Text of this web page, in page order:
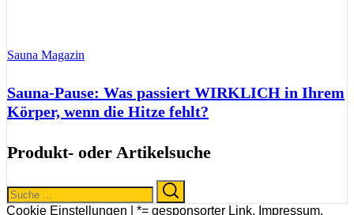
Sauna Magazin
Sauna-Pause: Was passiert WIRKLICH in Ihrem
Körper, wenn die Hitze fehlt?
Produkt- oder Artikelsuche
Search
for:
Cookie Einstellungen | *= gesponsorter Link, Impressum,